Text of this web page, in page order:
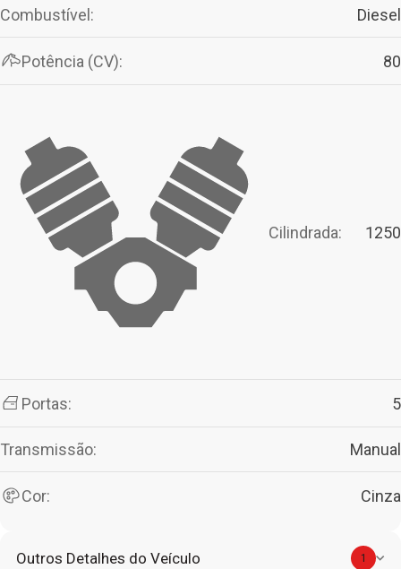
Combustível: Diesel
Potência (CV): 80
Cilindrada: 1250
Portas: 5
Transmissão: Manual
Cor: Cinza
Outros Detalhes do Veículo 1